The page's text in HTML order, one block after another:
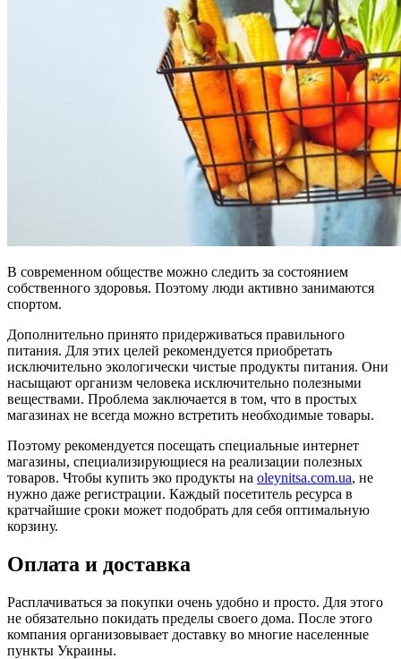
В современном обществе можно следить за состоянием
собственного здоровья. Поэтому люди активно занимаются
спортом.
Дополнительно принято придерживаться правильного
питания. Для этих целей рекомендуется приобретать
исключительно экологически чистые продукты питания. Они
насыщают организм человека исключительно полезными
веществами. Проблема заключается в том, что в простых
магазинах не всегда можно встретить необходимые товары.
Поэтому рекомендуется посещать специальные интернет
магазины, специализирующиеся на реализации полезных
товаров. Чтобы купить эко продукты на oleynitsa.com.ua, не
нужно даже регистрации. Каждый посетитель ресурса в
кратчайшие сроки может подобрать для себя оптимальную
корзину.
Оплата и доставка
Расплачиваться за покупки очень удобно и просто. Для этого
не обязательно покидать пределы своего дома. После этого
компания организовывает доставку во многие населенные
пункты Украины.